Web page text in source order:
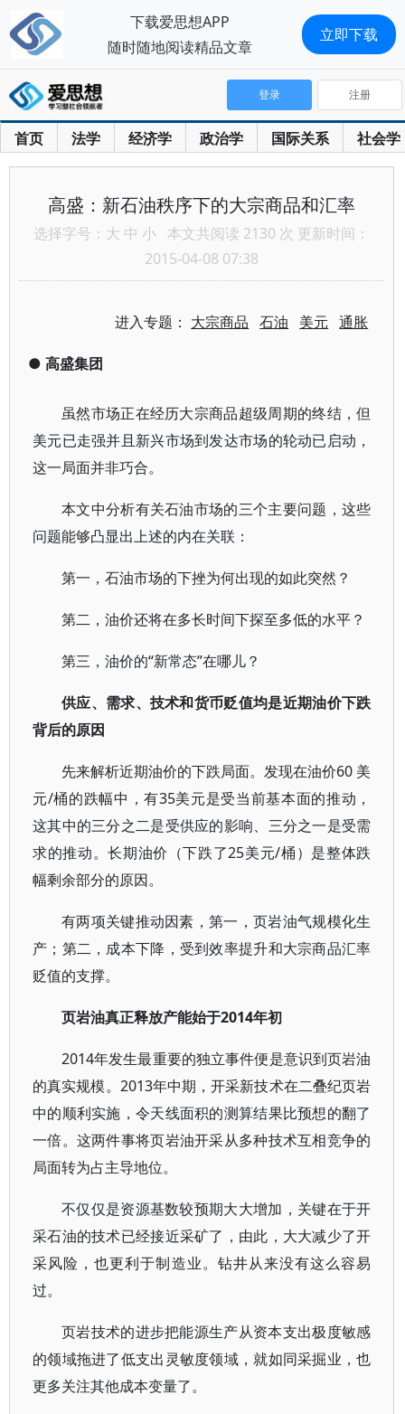
首页 法学 经济学 政治学 国际关系 社会学
登录 注册
高盛：新石油秩序下的大宗商品和汇率
选择字号： 大 中 小 本文共阅读 2130 次 更新时间：
2015-04-08 07:38
进入专题： 大宗商品 石油 美元 通胀
● 高盛集团
虽然市场正在经历大宗商品超级周期的终结，但
美元已走强并且新兴市场到发达市场的轮动已启动，
这一局面并非巧合。
本文中分析有关石油市场的三个主要问题，这些
问题能够凸显出上述的内在关联：
第一，石油市场的下挫为何出现的如此突然？
第二，油价还将在多长时间下探至多低的水平？
第三，油价的“新常态”在哪儿？
供应、需求、技术和货币贬值均是近期油价下跌
背后的原因
先来解析近期油价的下跌局面。发现在油价60 美
元/桶的跌幅中，有35美元是受当前基本面的推动，
这其中的三分之二是受供应的影响、三分之一是受需
求的推动。长期油价（下跌了25美元/桶）是整体跌
幅剩余部分的原因。
有两项关键推动因素，第一，页岩油气规模化生
产；第二，成本下降，受到效率提升和大宗商品汇率
贬值的支撑。
页岩油真正释放产能始于2014年初
2014年发生最重要的独立事件便是意识到页岩油
的真实规模。2013年中期，开采新技术在二叠纪页岩
中的顺利实施，令天线面积的测算结果比预想的翻了
一倍。这两件事将页岩油开采从多种技术互相竞争的
局面转为占主导地位。
不仅仅是资源基数较预期大大增加，关键在于开
采石油的技术已经接近采矿了，由此，大大减少了开
采风险，也更利于制造业。钻井从来没有这么容易
过。
页岩技术的进步把能源生产从资本支出极度敏感
的领域拖进了低支出灵敏度领域，就如同采掘业，也
更多关注其他成本变量了。
下载爱思想APP
随时随地阅读精品文章
立即下载